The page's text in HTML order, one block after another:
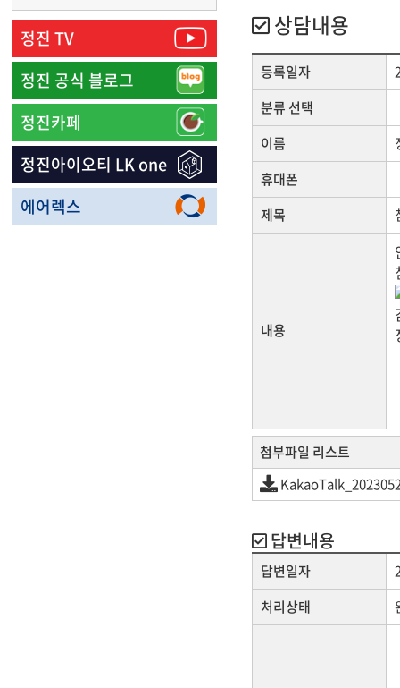
정진 TV
정진 공식 블로그
정진카페
정진아이오티 LK one
에어렉스
상담내용
등록일자
분류 선택
이름
휴대폰
제목
내용
첨부파일 리스트
답변내용
답변일자
처리상태